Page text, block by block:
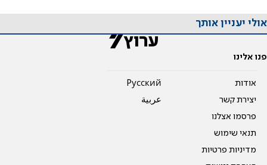
אולי יעניין אותך
פנו אלינו
אודות
יצירת קשר
פרסמו אצלנו
תנאי שימוש
מדיניות פרטיות
Pусский
عربية